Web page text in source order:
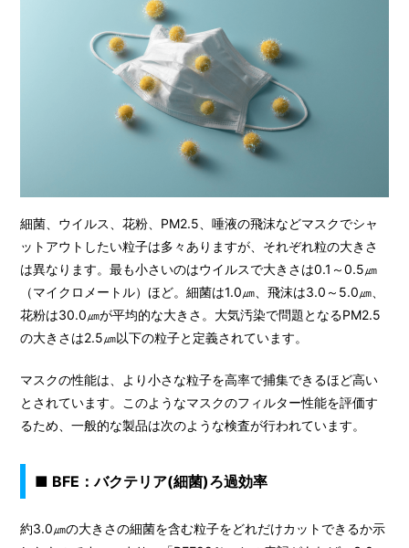
細菌、ウイルス、花粉、PM2.5、唾液の飛沫などマスクでシャ
ットアウトしたい粒子は多々ありますが、それぞれ粒の大きさ
は異なります。最も小さいのはウイルスで大きさは0.1～0.5㎛
（マイクロメートル）ほど。細菌は1.0㎛、飛沫は3.0～5.0㎛、
花粉は30.0㎛が平均的な大きさ。大気汚染で問題となるPM2.5
の大きさは2.5㎛以下の粒子と定義されています。
マスクの性能は、より小さな粒子を高率で捕集できるほど高い
とされています。このようなマスクのフィルター性能を評価す
るため、一般的な製品は次のような検査が行われています。
■ BFE：バクテリア(細菌)ろ過効率
約3.0㎛の大きさの細菌を含む粒子をどれだけカットできるか示